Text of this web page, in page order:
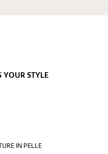
YOUR STYLE
IN PELLE